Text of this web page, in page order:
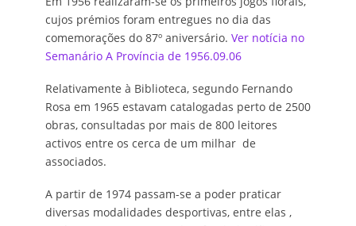
cujos prémios foram entregues no dia das
comemorações do 87º aniversário. Ver notícia no
Semanário A Província de 1956.09.06
Relativamente à Biblioteca, segundo Fernando
Rosa em 1965 estavam catalogadas perto de 2500
obras, consultadas por mais de 800 leitores
activos entre os cerca de um milhar de
associados.
A partir de 1974 passam-se a poder praticar
diversas modalidades desportivas, entre elas ,